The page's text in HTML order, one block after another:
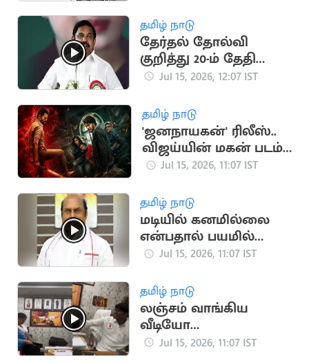
தமிழ் நாடு
தேர்தல் தோல்வி
குறித்து 20-ம் தேதி
முதல் இபிஎஸ்
Jul 15, 2026, 12:07 IST
தமிழ் நாடு
'ஜனநாயகன்' ரிலீஸ்..
விஜய்யின் மகன் படம்
தள்ளிப்போக வாய்ப்பு?
Jul 15, 2026, 11:07 IST
தமிழ் நாடு
மடியில் கனமில்லை
என்பதால் பயமில்லை:
அமைச்சர் எ.வ.வேலு
Jul 15, 2026, 11:07 IST
தமிழ் நாடு
லஞ்சம் வாங்கிய
வீடியோ
வெளியானதால்
Jul 15, 2026, 11:07 IST